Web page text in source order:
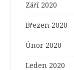
Září 2020
Březen 2020
Únor 2020
Leden 2020